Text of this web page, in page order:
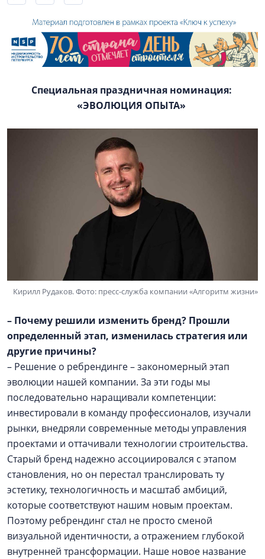
Специальная праздничная номинация:
«ЭВОЛЮЦИЯ ОПЫТА»
Кирилл Рудаков. Фото: пресс-служба компании «Алгоритм жизни»
– Почему решили изменить бренд? Прошли
определенный этап, изменилась стратегия или
другие причины?
– Решение о ребрендинге – закономерный этап
эволюции нашей компании. За эти годы мы
последовательно наращивали компетенции:
инвестировали в команду профессионалов, изучали
рынки, внедряли современные методы управления
проектами и оттачивали технологии строительства.
Старый бренд надежно ассоциировался с этапом
становления, но он перестал транслировать ту
эстетику, технологичность и масштаб амбиций,
которые соответствуют нашим новым проектам.
Поэтому ребрендинг стал не просто сменой
визуальной идентичности, а отражением глубокой
внутренней трансформации. Наше новое название